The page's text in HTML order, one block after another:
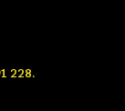
228.